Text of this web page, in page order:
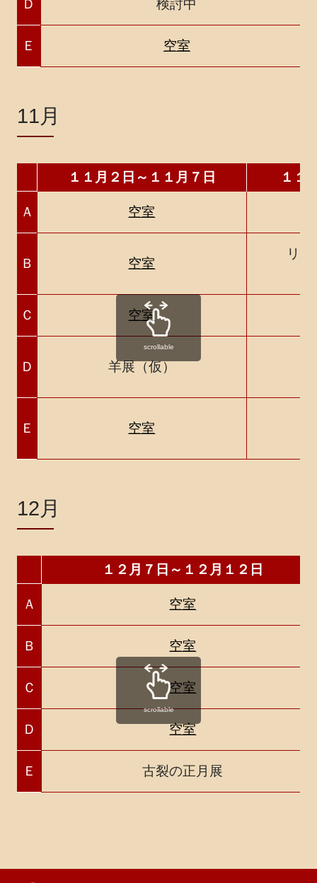
Ｄ 検討中
Ｅ 空室
11月
１１月２日～１１月７日 １１
Ａ 空室
Ｂ 空室
リ
Ｃ 空室
Ｄ 羊展（仮）
Ｅ 空室
scrollable
12月
１２月７日～１２月１２日
Ａ 空室
Ｂ 空室
Ｃ 空室
Ｄ 空室
Ｅ 古裂の正月展
scrollable